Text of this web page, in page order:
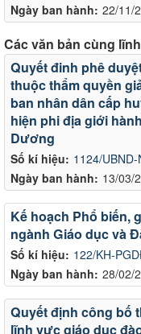
Ngày ban hành: 22/11/
Các văn bản cùng
Số kí hiệu: 1124/UBND-
Ngày ban hành: 13/03/
Quyết đinh phê
thuộc thẩm quyền
ban nhân dân cấp
hiện phi địa giới
Dương
Số kí hiệu: 122/KH-
Ngày ban hành: 28/02/
Kế hoạch Phổ biến,
ngành Giáo dục và
Quyết định công bố
lĩnh vực giáo dục